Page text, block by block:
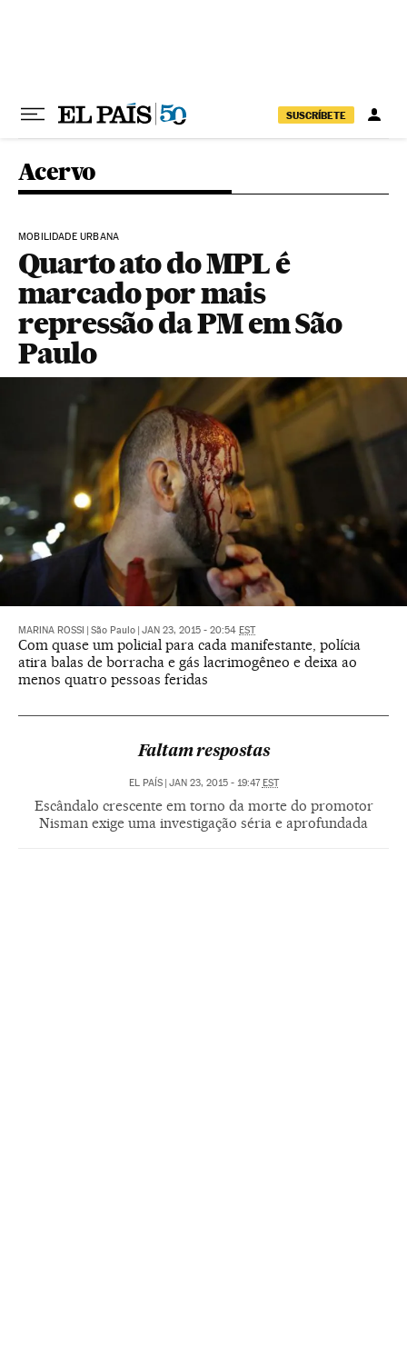
SUSCRÍBETE
Acervo
MOBILIDADE URBANA
Quarto ato do MPL é
marcado por mais
repressão da PM em São
Paulo
MARINA ROSSI São Paulo JAN 23, 2015 - 20:54 EST
Com quase um policial para cada manifestante, polícia
atira balas de borracha e gás lacrimogêneo e deixa ao
menos quatro pessoas feridas
Faltam respostas
EL PAÍS JAN 23, 2015 - 19:47 EST
Escândalo crescente em torno da morte do promotor
Nisman exige uma investigação séria e aprofundada